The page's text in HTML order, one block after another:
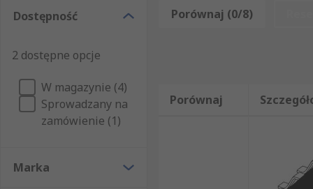
komponent, który będzie spełniać wszystkie
pojedyncze sztuki, oferujemy Państwu
rygorystyczne testy bezpieczeństwa. Mogą więc
produktów i usług. Oprócz artykułów z sekcji
Power & Connectors. W skład naszej oferty
Półprzewodniki. Wszystkie zamówione produkty
Dostępność
2 dostępne opcje
W magazynie (4)
Sprowadzany na
zamówienie (1)
Marka
Porównaj (0/8)
Porównaj